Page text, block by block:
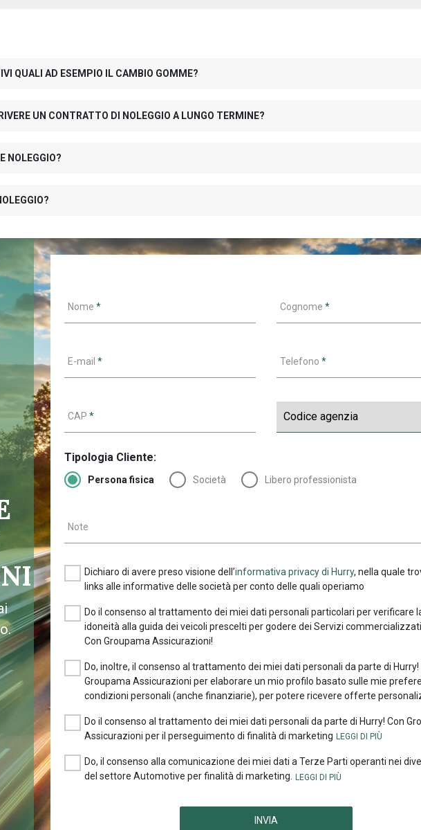
QUALI AD ESEMPIO IL CAMBIO GOMME?
UN CONTRATTO DI NOLEGGIO A LUNGO TERMINE?
NOLEGGIO?
Nome * Cognome *
E-mail * Telefono *
CAP *
Tipologia Cliente:
Persona fisica Società Libero professionista
Note
Dichiaro di avere preso visione dell’informativa privacy di Hurry, nella quale
links alle informative delle società per conto delle quali operiamo
Do il consenso al trattamento dei miei dati personali particolari per verificare
idoneità alla guida dei veicoli prescelti per godere dei Servizi
Con Groupama Assicurazioni!
Do, inoltre, il consenso al trattamento dei miei dati personali da parte di Hurry!
Groupama Assicurazioni per elaborare un mio profilo basato sulle mie
condizioni personali (anche finanziarie), per potere ricevere offerte
Do il consenso al trattamento dei miei dati personali da parte di Hurry! Con
Assicurazioni per il perseguimento di finalità di marketing
Do, il consenso alla comunicazione dei miei dati a Terze Parti operanti nei
del settore Automotive per finalità di marketing.
INVIA